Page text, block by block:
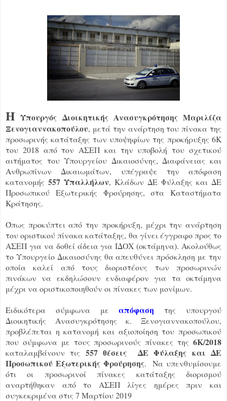
Η Υπουργός Διοικητικής Ανασυγκρότησης Μαριλίζα
Ξενογιαννακοπούλου, μετά την ανάρτηση του πίνακα της
προσωρινής κατάταξης των υποψηφίων της προκήρυξης 6Κ
του 2018 από τον ΑΣΕΠ και την υποβολή του σχετικού
αιτήματος του Υπουργείου Δικαιοσύνης, Διαφάνειας και
Ανθρωπίνων Δικαιωμάτων, υπέγραψε την απόφαση
κατανομής 557 Υπαλλήλων, Κλάδων ΔΕ Φύλαξης και ΔΕ
Προσωπικού Εξωτερικής Φρούρησης, στα Καταστήματα
Κράτησης.
Όπως προκύπτει από την προκήρυξη, μέχρι την ανάρτηση
του οριστικού πίνακα κατάταξης, θα γίνει έγγραφο προς το
ΑΣΕΠ για να δοθεί άδεια για ΙΔΟΧ (οκτάμηνα). Ακολούθως
το Υπουργείο Δικαιοσύνης θα απευθύνει πρόσκληση με την
οποία καλεί από τους διοριστέους των προσωρινών
πινάκων να εκδηλώσουν ενδιαφέρον για τα οκτάμηνα
μέχρι να οριστικοποιηθούν οι πίνακες των μονίμων.
Ειδικότερα σύμφωνα μεαπόφαση της υπουργού
Διοικητικής Ανασυγκρότησης κ. Ξενογιαννακοπούλου,
προβλέπεται η κατανομή και αξιοποίηση του προσωπικού
που σύμφωνα με τους προσωρινούς πίνακες της 6Κ/2018
καταλαμβάνουν τις 557 θέσεις ΔΕ Φύλαξης και ΔΕ
Προσωπικού Εξωτερικής Φρούρησης. Να υπενθυμίσουμε
ότι οι προσωρινοί πίνακες κατάταξης διορισμού
αναρτήθηκαν από το ΑΣΕΠ λίγες ημέρες πριν και
συγκεκριμένα στις 7 Μαρτίου 2019